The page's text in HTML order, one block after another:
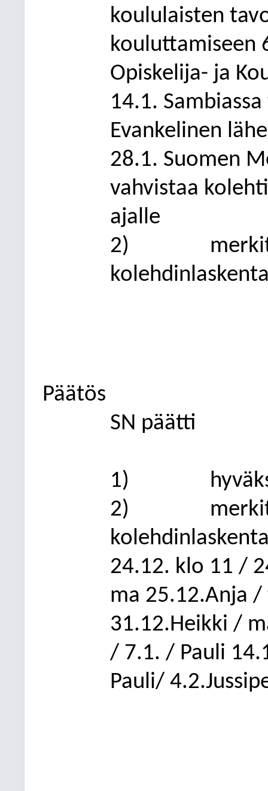
koululaisten
kouluttamiseen
Opiskelija- ja
14.1.
Evankelinen
28.1. Suomen
vahvistaa
ajalle
2)
Päätös
SN päätti
1)
2)
24.12. klo 11 /
ma 25.12.Anja
31.12.Heikki /
/ 7.1. / Pauli
Pauli/